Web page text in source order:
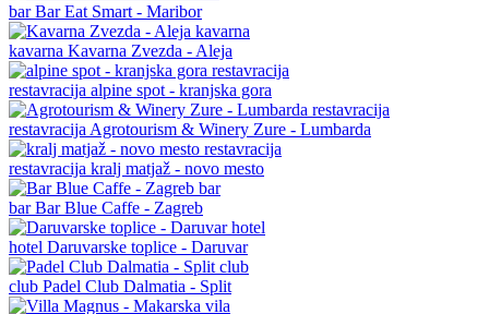
barBar Eat Smart - Maribor
kavarna Kavarna Zvezda - Aleja
restavracija alpine spot - kranjska gora
restavracija Agrotourism & Winery Zure - Lumbarda
restavracija kralj matjaž - novo mesto
barBar Blue Caffe - Zagreb
hotel Daruvarske toplice - Daruvar
club Padel Club Dalmatia - Split